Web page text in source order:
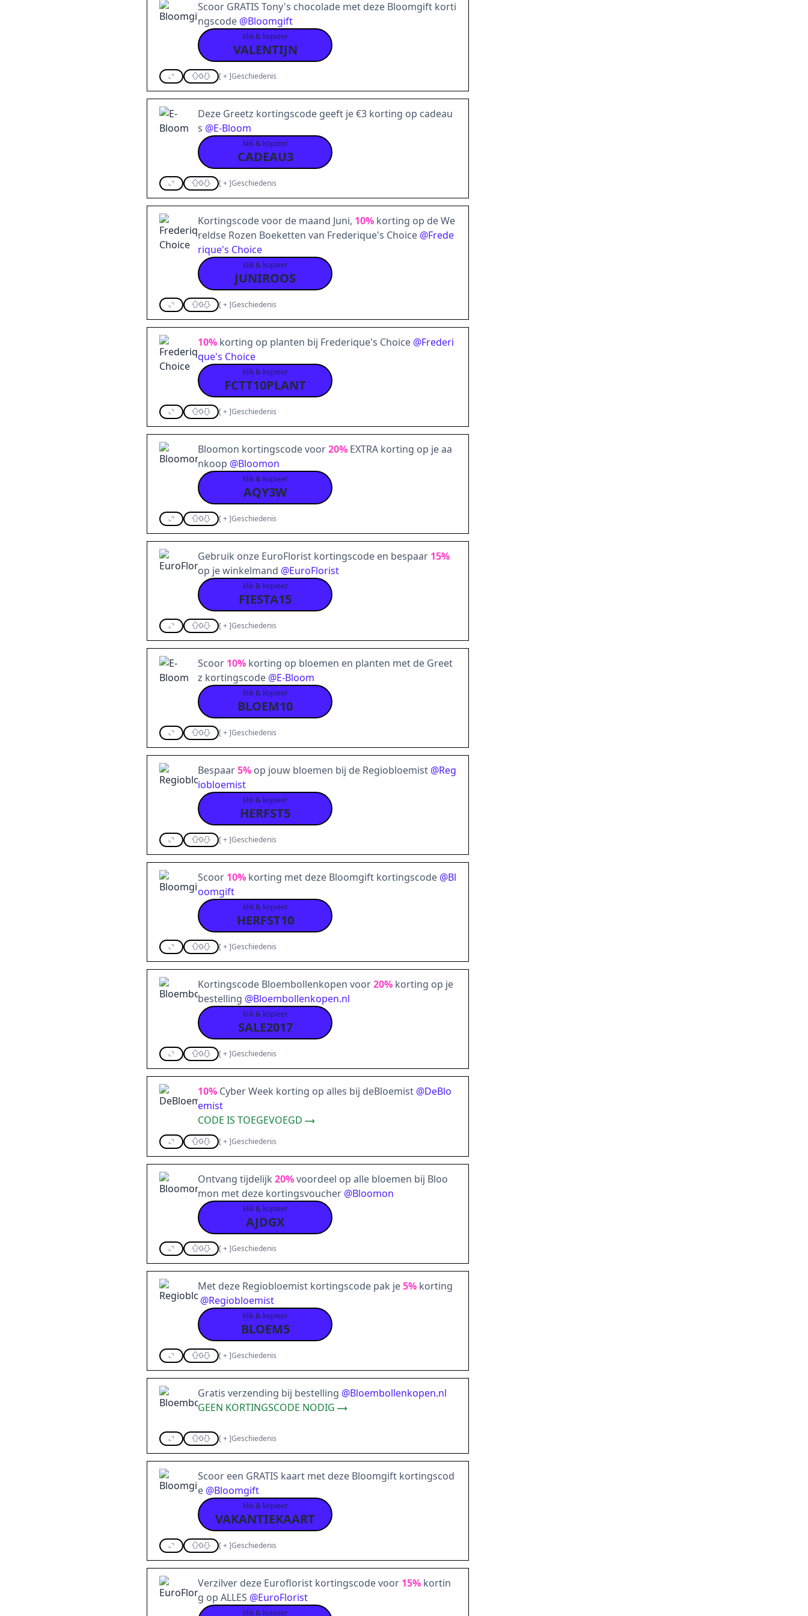
Scoor GRATIS Tony's chocolade met deze Bloomgift korti
ngscode @Bloomgift
klik & kopieer
VALENTIJN
0 [+]Geschiedenis
Deze Greetz kortingscode geeft je €3 korting op cadeau
s @E-Bloom
klik & kopieer
CADEAU3
0 [+]Geschiedenis
Kortingscode voor de maand Juni, 10% korting op de We
reldse Rozen Boeketten van Frederique's Choice @Frede
rique's Choice
klik & kopieer
JUNIROOS
0 [+]Geschiedenis
10% korting op planten bij Frederique's Choice @Frederi
que's Choice
klik & kopieer
FCTT10PLANT
0 [+]Geschiedenis
Bloomon kortingscode voor20% EXTRA korting op je aa
nkoop @Bloomon
klik & kopieer
AQY3W
0 [+]Geschiedenis
Gebruik onze EuroFlorist kortingscode en bespaar 15%
op je winkelmand @EuroFlorist
klik & kopieer
FIESTA15
0 [+]Geschiedenis
Scoor 10% korting op bloemen en planten met de Greet
z kortingscode @E-Bloom
klik & kopieer
BLOEM10
0 [+]Geschiedenis
Bespaar5% op jouw bloemen bij de Regiobloemist @Reg
iobloemist
klik & kopieer
HERFST5
0 [+]Geschiedenis
Scoor 10% korting met deze Bloomgift kortingscode @Bl
oomgift
klik & kopieer
HERFST10
0 [+]Geschiedenis
Kortingscode Bloembollenkopen voor20% korting op je
bestelling @Bloembollenkopen.nl
klik & kopieer
SALE2017
0 [+]Geschiedenis
10% Cyber Week korting op alles bij deBloemist @DeBlo
emist
CODE IS TOEGEVOEGD
0 [+]Geschiedenis
Ontvang tijdelijk 20%voordeel op alle bloemen bij Bloo
mon met deze kortingsvoucher @Bloomon
klik & kopieer
AJDGX
0 [+]Geschiedenis
Met deze Regiobloemist kortingscode pak je5% korting
@Regiobloemist
klik & kopieer
BLOEM5
0 [+]Geschiedenis
Gratis verzending bij bestelling @Bloembollenkopen.nl
GEEN KORTINGSCODE NODIG
0 [+]Geschiedenis
Scoor een GRATIS kaart met deze Bloomgift kortingscod
e @Bloomgift
klik & kopieer
VAKANTIEKAART
0 [+]Geschiedenis
Verzilver deze Euroflorist kortingscode voor 15% kortin
g op ALLES @EuroFlorist
klik & kopieer